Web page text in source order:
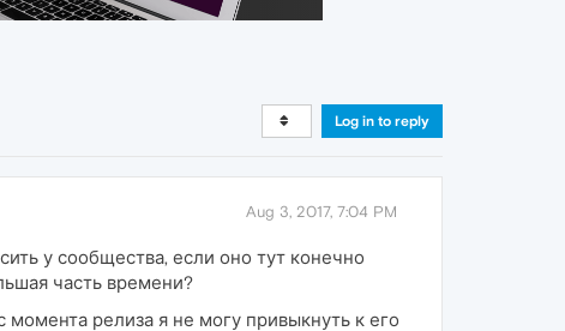
Log in to reply
Aug 3, 2017, 7:04 PM
у сообщества, если оно тут конечно
часть времени?
момента релиза я не могу привыкнуть к его